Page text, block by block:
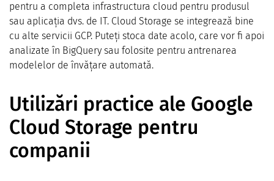
pentru a completa infrastructura cloud pentru produsul
sau aplicația dvs. de IT. Cloud Storage se integrează bine
cu alte servicii GCP. Puteți stoca date acolo, care vor fi apoi
analizate în BigQuery sau folosite pentru antrenarea
modelelor de învățare automată.
Utilizări practice ale Google
Cloud Storage pentru
companii